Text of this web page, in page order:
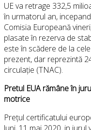
UE va retrage 332,5
în urmatorul an,
Comisia Europeană
plasate în rezerva de
este în scădere de la
prezent, dar reprezintă
circulație (TNAC).
Pretul EUA rămâne în
motrice
Prețul certificatului